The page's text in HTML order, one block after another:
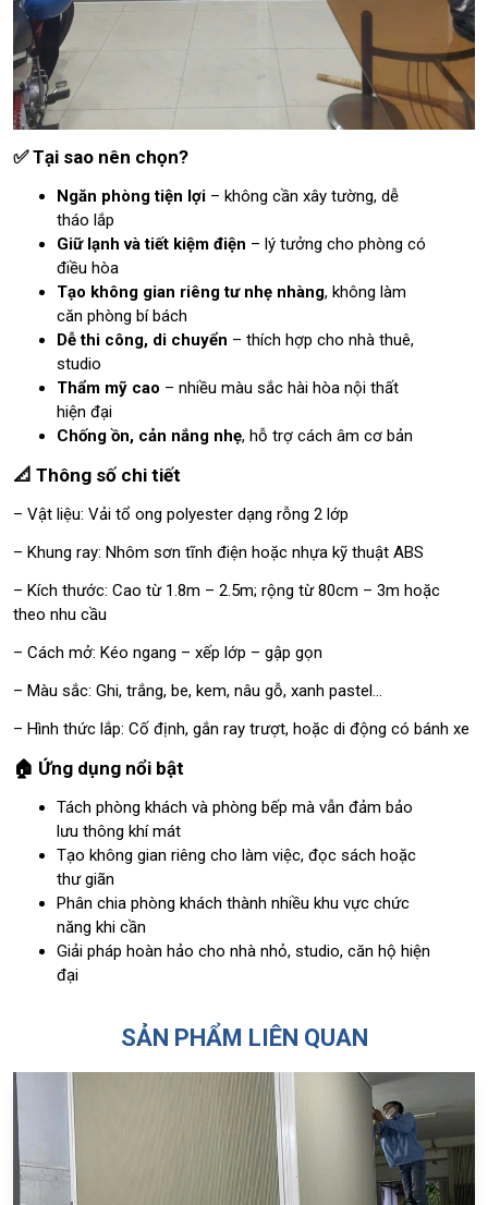
✅ Tại sao nên chọn?
Ngăn phòng tiện lợi – không cần xây tường, dễ
tháo lắp
Giữ lạnh và tiết kiệm điện – lý tưởng cho phòng có
điều hòa
Tạo không gian riêng tư nhẹ nhàng, không làm
căn phòng bí bách
Dễ thi công, di chuyển – thích hợp cho nhà thuê,
studio
Thẩm mỹ cao – nhiều màu sắc hài hòa nội thất
hiện đại
Chống ồn, cản nắng nhẹ, hỗ trợ cách âm cơ bản
📐 Thông số chi tiết
– Vật liệu: Vải tổ ong polyester dạng rỗng 2 lớp
– Khung ray: Nhôm sơn tĩnh điện hoặc nhựa kỹ thuật ABS
– Kích thước: Cao từ 1.8m – 2.5m; rộng từ 80cm – 3m hoặc
theo nhu cầu
– Cách mở: Kéo ngang – xếp lớp – gập gọn
– Màu sắc: Ghi, trắng, be, kem, nâu gỗ, xanh pastel…
– Hình thức lắp: Cố định, gắn ray trượt, hoặc di động có bánh xe
🏠 Ứng dụng nổi bật
Tách phòng khách và phòng bếp mà vẫn đảm bảo
lưu thông khí mát
Tạo không gian riêng cho làm việc, đọc sách hoặc
thư giãn
Phân chia phòng khách thành nhiều khu vực chức
năng khi cần
Giải pháp hoàn hảo cho nhà nhỏ, studio, căn hộ hiện
đại
SẢN PHẨM LIÊN QUAN